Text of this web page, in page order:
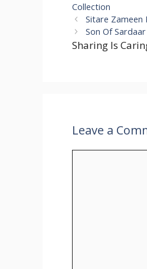
Collection
Sitare Zameen
Son Of Sardaar
Sharing Is
Leave a